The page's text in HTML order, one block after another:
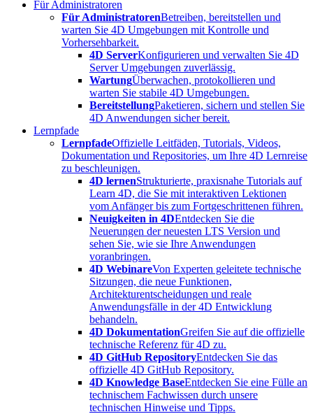
Für Administratoren
Für AdministratorenBetreiben, bereitstellen und
warten Sie 4D Umgebungen mit Kontrolle und
Vorhersehbarkeit.
4D ServerKonfigurieren und verwalten Sie 4D
Server Umgebungen zuverlässig.
WartungÜberwachen, protokollieren und
warten Sie stabile 4D Umgebungen.
BereitstellungPaketieren, sichern und stellen Sie
4D Anwendungen sicher bereit.
Lernpfade
LernpfadeOffizielle Leitfäden, Tutorials, Videos,
Dokumentation und Repositories, um Ihre 4D Lernreise
zu beschleunigen.
4D lernenStrukturierte, praxisnahe Tutorials auf
Learn 4D, die Sie mit interaktiven Lektionen
vom Anfänger bis zum Fortgeschrittenen führen.
Neuigkeiten in 4DEntdecken Sie die
Neuerungen der neuesten LTS Version und
sehen Sie, wie sie Ihre Anwendungen
voranbringen.
4D WebinareVon Experten geleitete technische
Sitzungen, die neue Funktionen,
Architekturentscheidungen und reale
Anwendungsfälle in der 4D Entwicklung
behandeln.
4D DokumentationGreifen Sie auf die offizielle
technische Referenz für 4D zu.
4D GitHub RepositoryEntdecken Sie das
offizielle 4D GitHub Repository.
4D Knowledge BaseEntdecken Sie eine Fülle an
technischem Fachwissen durch unsere
technischen Hinweise und Tipps.